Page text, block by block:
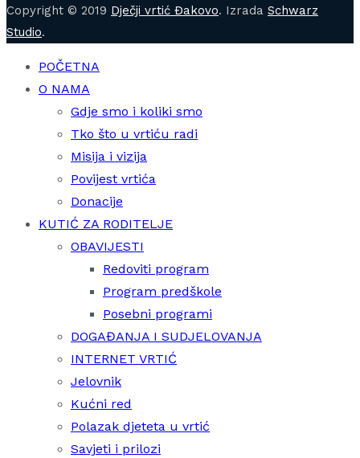
Copyright © 2019 Dječji vrtić Đakovo. Izrada Schwarz
Studio.
POČETNA
O NAMA
Gdje smo i koliki smo
Tko što u vrtiću radi
Misija i vizija
Povijest vrtića
Donacije
KUTIĆ ZA RODITELJE
OBAVIJESTI
Redoviti program
Program predškole
Posebni programi
DOGAĐANJA I SUDJELOVANJA
INTERNET VRTIĆ
Jelovnik
Kućni red
Polazak djeteta u vrtić
Savjeti i prilozi